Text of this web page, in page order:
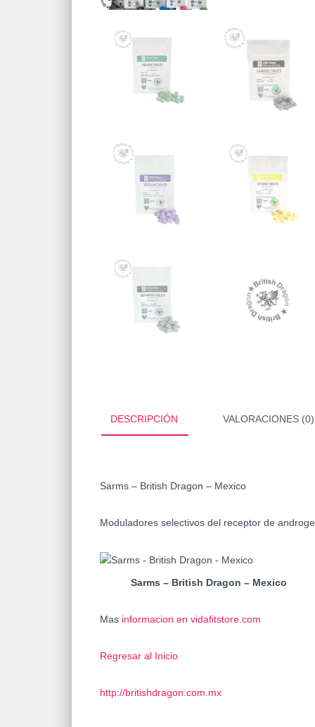
DESCRIPCIÓN VALORACIONES (0)
Sarms – British Dragon – Mexico
Moduladores selectivos del receptor de
Sarms – British Dragon – Mexico
Mas informacion en vidafitstore.com
Regresar al Inicio
http://britishdragon.com.mx